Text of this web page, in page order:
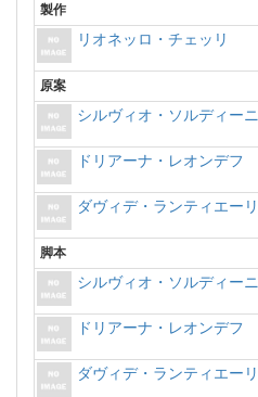
製作
リオネッロ・チェッリ
原案
シルヴィオ・ソルディーニ
ドリアーナ・レオンデフ
ダヴィデ・ランティエーリ
脚本
シルヴィオ・ソルディーニ
ドリアーナ・レオンデフ
ダヴィデ・ランティエーリ